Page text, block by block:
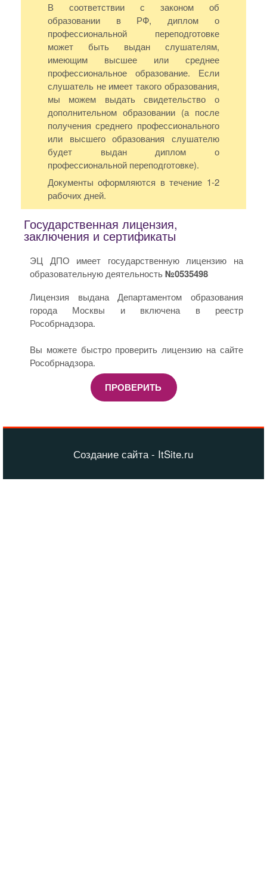
В соответствии с законом об
образовании в РФ, диплом о
профессиональной переподготовке
может быть выдан слушателям,
имеющим высшее или среднее
профессиональное образование. Если
слушатель не имеет такого образования,
мы можем выдать свидетельство о
дополнительном образовании (а после
получения среднего профессионального
или высшего образования слушателю
будет выдан диплом о
профессиональной переподготовке).
Документы оформляются в течение 1-2
рабочих дней.
Государственная лицензия,
заключения и сертификаты
ЭЦ ДПО имеет государственную лицензию на
образовательную деятельность№0535498
Лицензия выдана Департаментом образования
города Москвы и включена в реестр
Рособрнадзора.
Вы можете быстро проверить лицензию на сайте
Рособрнадзора.
ПРОВЕРИТЬ
Создание сайта - ItSite.ru